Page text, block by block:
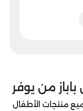
من يوفر
منتجات الأطفال